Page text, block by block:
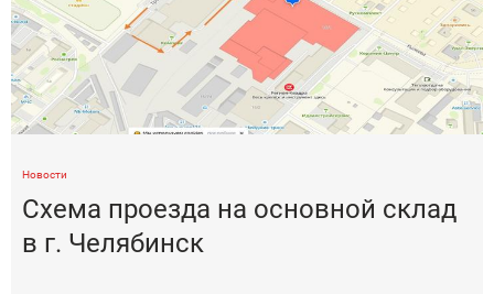
Новости
Схема проезда на основной склад
в г. Челябинск